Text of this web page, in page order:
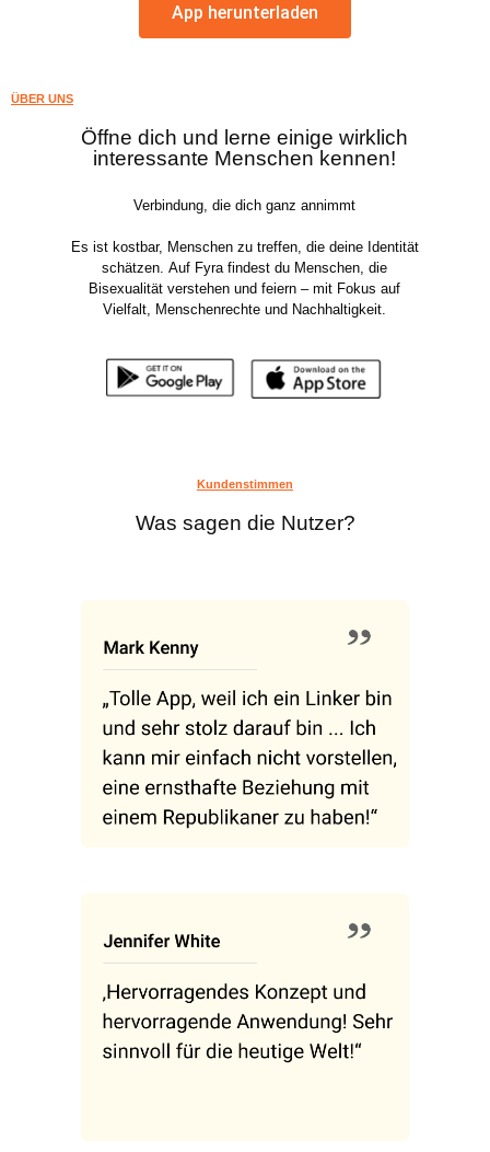
App herunterladen
ÜBER UNS
Öffne dich und lerne einige wirklich
interessante Menschen kennen!
Verbindung, die dich ganz annimmt
Es ist kostbar, Menschen zu treffen, die deine Identität
schätzen. Auf Fyra findest du Menschen, die
Bisexualität verstehen und feiern – mit Fokus auf
Vielfalt, Menschenrechte und Nachhaltigkeit.
Kundenstimmen
Was sagen die Nutzer?